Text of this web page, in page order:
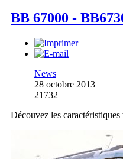
BB 67000 -
News
28 octobre 2013
21732
Découvez les